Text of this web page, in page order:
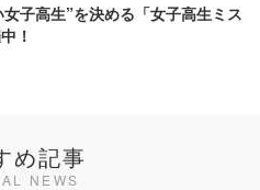
子高生”を決める「女子高生ミス
！
め記事
NEWS